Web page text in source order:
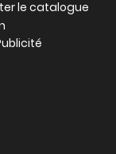
le catalogue